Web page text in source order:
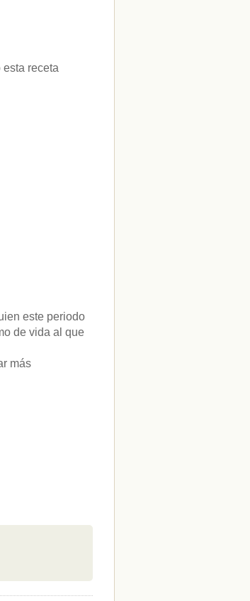
receta
este periodo
de vida al que
más